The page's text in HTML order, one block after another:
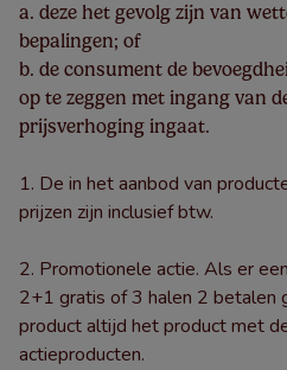
a. deze het gevolg zijn van
bepalingen; of
b. de consument de
op te zeggen met ingang van
prijsverhoging ingaat.
De in het aanbod van
prijzen zijn inclusief btw.
Promotionele actie. Als er
2+1 gratis of 3 halen 2 betalen
product altijd het product met
actieproducten.